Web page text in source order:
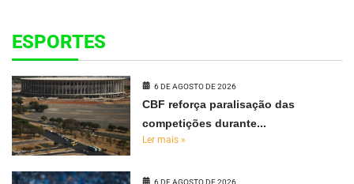
ESPORTES
6 DE AGOSTO DE 2026
CBF reforça paralisação das
competições durante...
Ler mais »
6 DE AGOSTO DE 2026